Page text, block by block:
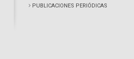
PUBLICACIONES PERIÓDICAS